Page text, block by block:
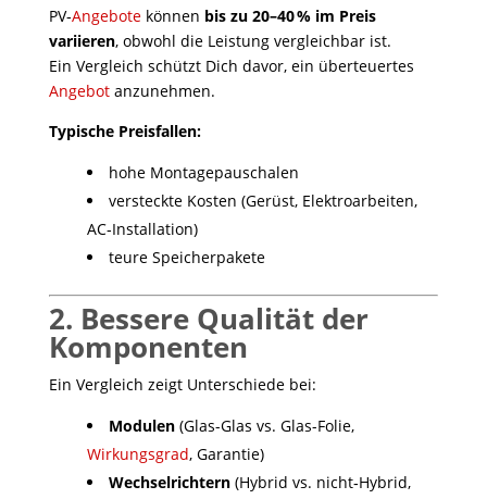
PV‑Angebotekönnen bis zu 20–40 % im Preis
variieren, obwohl die Leistung vergleichbar ist.
Ein Vergleich schützt Dich davor, ein überteuertes
Angebotanzunehmen.
Typische Preisfallen:
hohe Montagepauschalen
versteckte Kosten (Gerüst, Elektroarbeiten,
AC‑Installation)
teure Speicherpakete
2. Bessere Qualität der
Komponenten
Ein Vergleich zeigt Unterschiede bei:
Modulen(Glas-Glas vs. Glas-Folie,
Wirkungsgrad, Garantie)
Wechselrichtern(Hybrid vs. nicht‑Hybrid,